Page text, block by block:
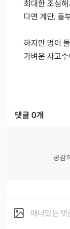
댓글 0개
공감